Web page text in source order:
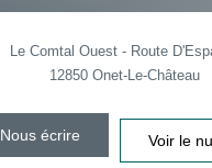
Le Comtal Ouest - Route
12850 Onet-Le-Château
Nous écrire Voir le